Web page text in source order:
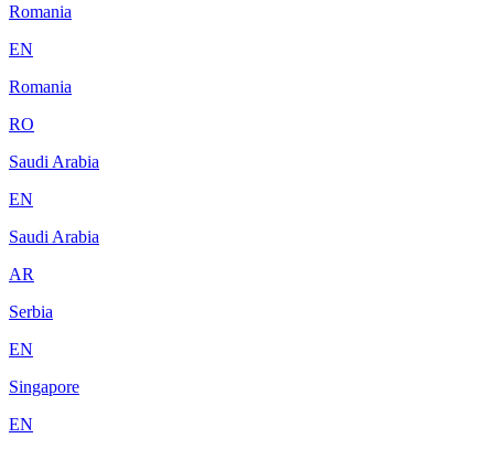
Romania
EN
Romania
RO
Saudi Arabia
EN
Saudi Arabia
AR
Serbia
EN
Singapore
EN